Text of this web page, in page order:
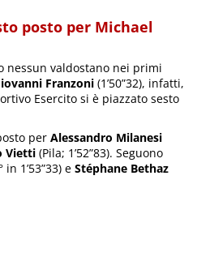
posto per Michael
nessun valdostano nei primi
Franzoni (1’50”32), infatti,
Esercito si è piazzato sesto
perAlessandro Milanesi
Vietti (Pila; 1’52”83). Seguono
in 1’53”33) eStéphane Bethaz